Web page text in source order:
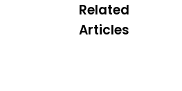
Related
Articles